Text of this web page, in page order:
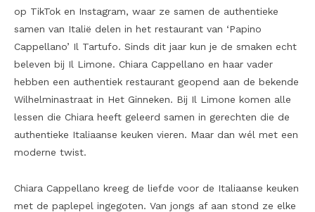
op TikTok en Instagram, waar ze samen de authentieke
samen van Italië delen in het restaurant van ‘Papino
Cappellano’ Il Tartufo. Sinds dit jaar kun je de smaken echt
beleven bij Il Limone. Chiara Cappellano en haar vader
hebben een authentiek restaurant geopend aan de bekende
Wilhelminastraat in Het Ginneken. Bij Il Limone komen alle
lessen die Chiara heeft geleerd samen in gerechten die de
authentieke Italiaanse keuken vieren. Maar dan wél met een
moderne twist.
Chiara Cappellano kreeg de liefde voor de Italiaanse keuken
met de paplepel ingegoten. Van jongs af aan stond ze elke